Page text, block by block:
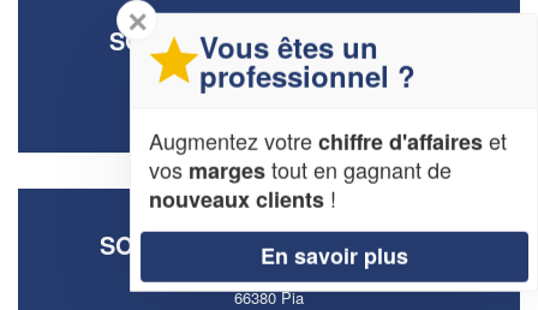
SOCIÉTÉ CERDAN THOMAS
72 Chemin De L’etang Long
66380 Pia
SOCIÉTÉ FREZOUL PHILIPPE
42 Chemin De L’etang Long
66380 Pia
✕
Vous êtes un
professionnel ?
Augmentez votrechiffre d'affaireset
vos margestout en gagnant de
nouveaux clients !
En savoir plus